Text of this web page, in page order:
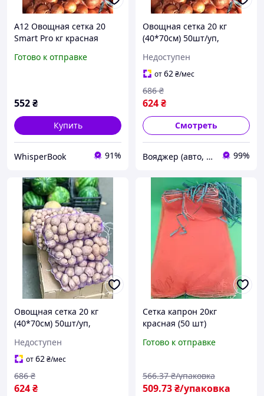
A12 Овощная сетка 20
Smart Pro кг красная
овощей фруктов мешок
Готово к отправке
552₴
Купить
WhisperBook 91%
Овощная сетка 20 кг
(40*70см) 50шт/уп,
Недоступен
от62₴/мес
624₴
686 ₴
Смотреть
Вояджер (авто, туризм, спорт) 99%
Овощная сетка 20 кг
(40*70см) 50шт/уп,
Недоступен
от62₴/мес
624₴
686 ₴
Сетка капрон 20кг
красная (50 шт)
Готово к отправке
509.73₴/упаковка
566.37 ₴/упаковка